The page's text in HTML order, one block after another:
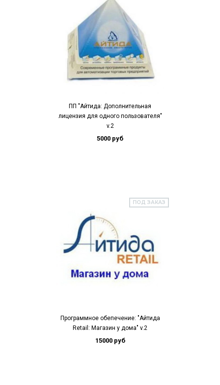
ПП "Айтида: Дополнительная
лицензия для одного пользователя"
v.2
5000 руб
ПОД ЗАКАЗ
Программное обепечение: "Айтида
Retail: Магазин у дома" v.2
15000 руб